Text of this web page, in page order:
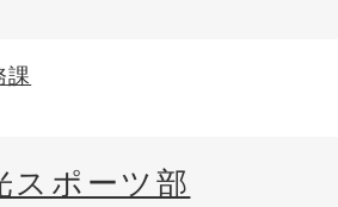
課
スポーツ部